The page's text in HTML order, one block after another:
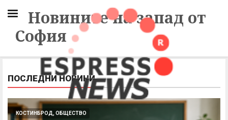
Новините на запад от
София
ПОСЛЕДНИ НОВИНИ
КОСТИНБРОД, ОБЩЕСТВО